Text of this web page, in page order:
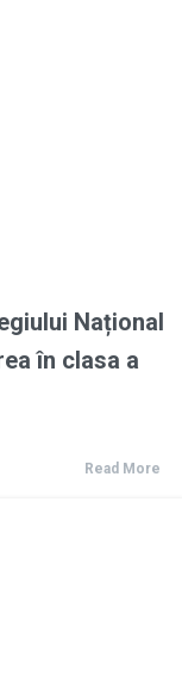
Național
în clasa a
Read More